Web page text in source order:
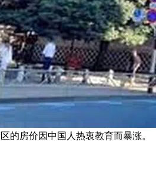
的房价因中国人热衷教育而暴涨。